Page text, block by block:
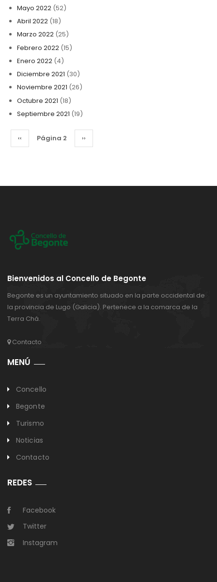
Mayo 2022(52)
Abril 2022(18)
Marzo 2022(25)
Febrero 2022(15)
Enero 2022(4)
Diciembre 2021 (30)
Noviembre 2021 (26)
Octubre 2021 (18)
Septiembre 2021 (19)
Paginación
Página
anterior
‹‹ Página 2
Siguiente
página
››
Bienvenidos al Concello de Begonte
Begonte es un ayuntamiento situado en la parte occidental de
la provincia de Lugo (Galicia). Pertenece a la comarca de la
Terra Chá.
Contacto
MENÚ
Concello
Begonte
Turismo
Noticias
Contacto
REDES
Facebook
Twitter
Instagram